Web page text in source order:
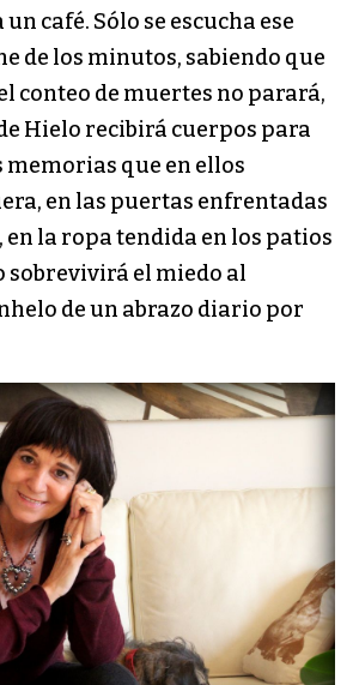
café. Sólo se escucha ese
de los minutos, sabiendo que
conteo de muertes no parará,
Hielo recibirá cuerpos para
que en ellos
en las puertas enfrentadas
en la ropa tendida en los patios
sobrevivirá el miedo al
de un abrazo diario por